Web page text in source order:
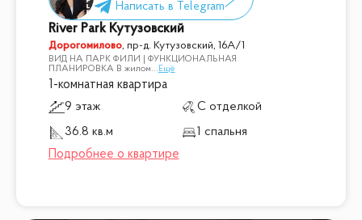
River Park Кутузовский
Дорогомилово, пр-д. Кутузовский, 16А/1
ВИД НА ПАРК ФИЛИ | ФУНКЦИОНАЛЬНАЯ
ПЛАНИРОВКА В жилом... Ещё
1-комнатная квартира
9 этаж
С отделкой
36.8 кв.м
1 спальня